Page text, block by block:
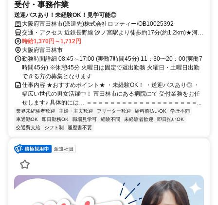
受付・事務作業
送迎バスあり！未経験OK！見学可能◎
大阪府富田林市(派遣先)株式会社ロフティー/OB10025392
交通・アクセス 近鉄長野線 汐ノ宮駅より徒歩約17分(約1.2km)★河内
長野駅・汐ノ宮駅より送迎バスあり※和歌山県橋本市方面もアクセス
圏内です
時給1,370円～1,712円
大阪府富田林市
勤務時間詳細 08:45～17:00 (実働7時間45分) 11：30〜20：00(実働7
時間45分) ※休憩45分 火曜日は固定で遅出勤務 火曜日・土曜日出勤
できる方の募集となります
仕事内容 ★おすすめポイント★ ・未経験OK！ ・送迎バスあり◎ ・
幅広い世代の男女活躍中！ 富田林市にある病院にて 受付業務をお任
せします♪ 具体的には… ＝＝＝＝＝＝＝＝＝＝＝＝＝＝＝＝＝＝＝...
業界未経験者歓迎 主婦・主夫歓迎 フリーター歓迎 給料前払いOK
学歴不問
車通勤OK
即日勤務OK 職場見学可 経験不問 未経験者歓迎
即日払いOK
交通費支給
シフト制 履歴書不要
派遣社員